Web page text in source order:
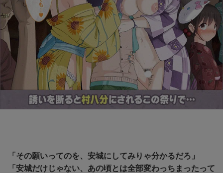
「その願いってのを、安城にしてみりゃ分かるだろ」
「安城だけじゃない、あの頃とは全部変わっちまったって